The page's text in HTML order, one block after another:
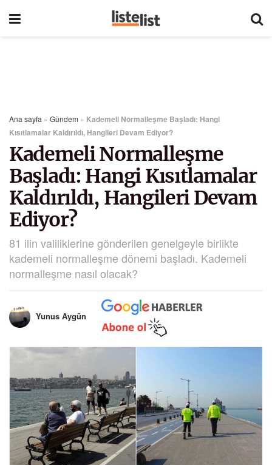
Ana sayfa » Gündem » Kademeli Normalleşme Başladı: Hangi
Kısıtlamalar Kaldırıldı, Hangileri Devam Ediyor?
Kademeli Normalleşme
Başladı: Hangi Kısıtlamalar
Kaldırıldı, Hangileri Devam
Ediyor?
81 ilin valiliklerine gönderilen genelgeyle birlikte
kademeli normalleşme dönemi başladı. Kademeli
normalleşme nasıl olacak?
Yunus Aygün